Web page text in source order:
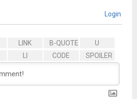
Login